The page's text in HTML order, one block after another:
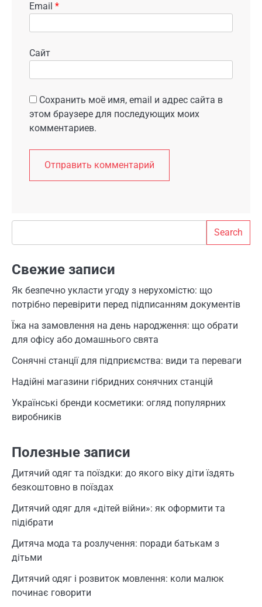
Email *
Сайт
Сохранить моё имя, email и адрес сайта в
этом браузере для последующих моих
комментариев.
Search
Свежие записи
Як безпечно укласти угоду з нерухомістю: що
потрібно перевірити перед підписанням документів
Їжа на замовлення на день народження: що обрати
для офісу або домашнього свята
Сонячні станції для підприємства: види та переваги
Надійні магазини гібридних сонячних станцій
Українські бренди косметики: огляд популярних
виробників
Полезные записи
Дитячий одяг та поїздки: до якого віку діти їздять
безкоштовно в поїздах
Дитячий одяг для «дітей війни»: як оформити та
підібрати
Дитяча мода та розлучення: поради батькам з
дітьми
Дитячий одяг і розвиток мовлення: коли малюк
починає говорити